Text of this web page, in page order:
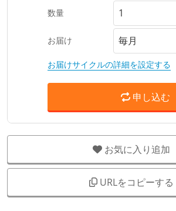
数量
お届け
お届けサイクルの詳細を設定する
申し込む
お気に入り追加
URLをコピーする